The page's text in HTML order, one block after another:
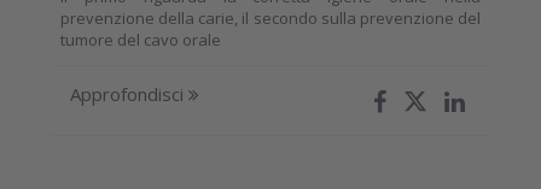
prevenzione della carie, il secondo sulla prevenzione del
tumore del cavo orale
Approfondisci